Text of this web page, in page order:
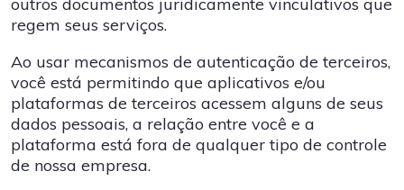
regem seus serviços.
Ao usar mecanismos de autenticação de terceiros,
você está permitindo que aplicativos e/ou
plataformas de terceiros acessem alguns de seus
dados pessoais, a relação entre você e a
plataforma está fora de qualquer tipo de controle
de nossa empresa.